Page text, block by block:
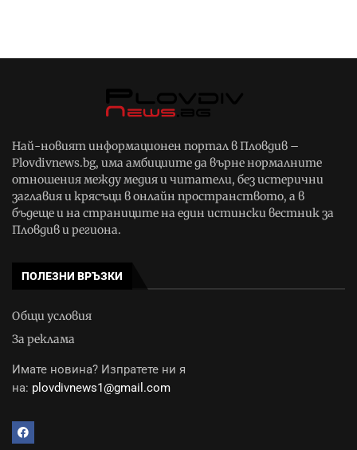
Най-новият информационен портал в Пловдив –
Plovdivnews.bg, има амбициите да върне нормалните
отношения между медия и читатели, без истерични
заглавия и крясъци в онлайн пространството, а в
бъдеще и на страниците на един истински вестник за
Пловдив и региона.
ПОЛЕЗНИ ВРЪЗКИ
Общи условия
За реклама
Имате новина? Изпратете ни я
на: plovdivnews1@gmail.com